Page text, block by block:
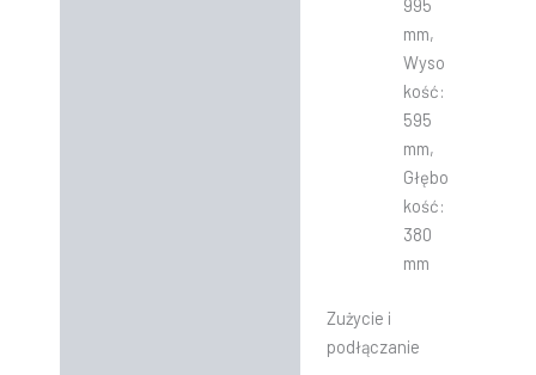
995
mm,
Wyso
kość:
595
mm,
Głębo
kość:
380
mm
Zużycie i
podłączanie